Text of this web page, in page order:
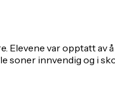
Elevene var opptatt
soner innvendig og i